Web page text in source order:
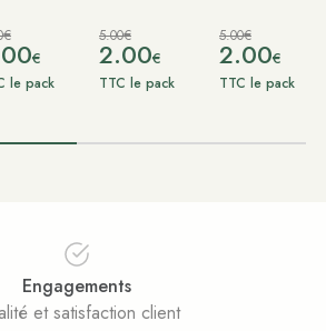
€
le pack
5.00€
2.00€
TTC le pack
5.00€
2.00€
TTC le pack
Engagements
et satisfaction client